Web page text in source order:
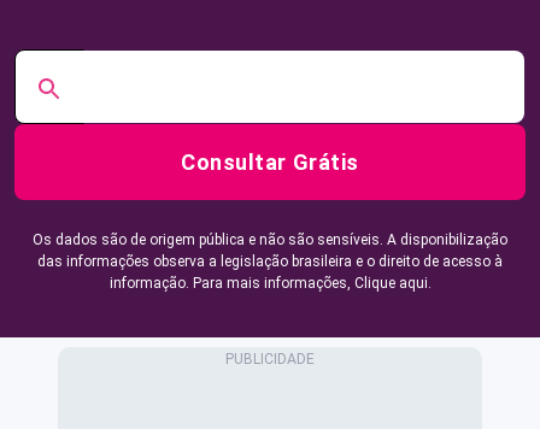
Consultar Grátis
Os dados são de origem pública e não são sensíveis. A disponibilização
das informações observa a legislação brasileira e o direito de acesso à
informação. Para mais informações, Clique aqui.